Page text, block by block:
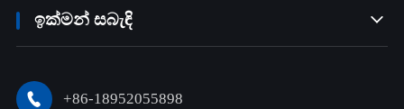
ඉක්මන් සබැඳි 
 +86-18952055898